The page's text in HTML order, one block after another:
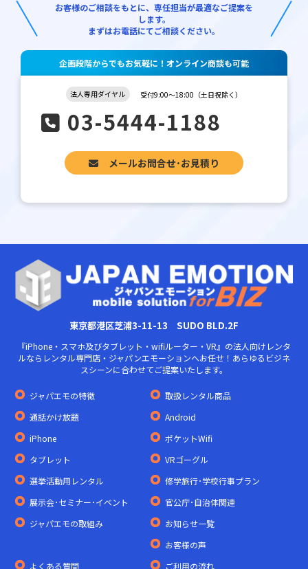
お客様のご相談をもとに、専任担当が最適なご提案を
します。
まずはお電話にてご相談ください。
企画段階からでもお気軽に！オンライン商談も可能
法人専用ダイヤル 受付9:00～18:00（土日祝除く）
03-5444-1188
メールお問合せ･お見積り
東京都港区芝浦3-11-13 SUDO BLD.2F
『iPhone・スマホ及びタブレット・wifiルーター・VR』の法人向けレンタ
ルならレンタル専門店・ジャパンエモーションへお任せ！あらゆるビジネ
スシーンに合わせてご提案いたします。
ジャパエモの特徴
取扱レンタル商品
通話かけ放題
Android
iPhone
ポケットWifi
タブレット
VRゴーグル
選挙活動用レンタル
修学旅行･学校行事プラン
展示会･セミナー･イベント
官公庁･自治体関連
ジャパエモの取組み
お知らせ一覧
お客様の声
よくある質問
ご利用の流れ